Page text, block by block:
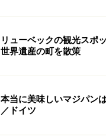
リューベックの観光スポ
世界遺産の町を散策
本当に美味しいマジパン
／ドイツ